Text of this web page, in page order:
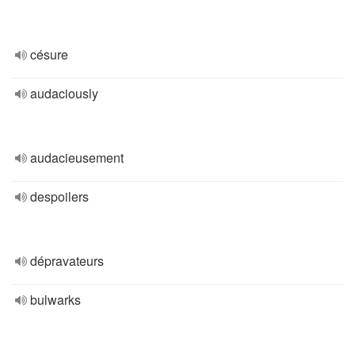
césure
audaciously
audacieusement
despoilers
dépravateurs
bulwarks